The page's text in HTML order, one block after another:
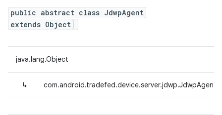
public abstract class JdwpAgent
extends Object
java.lang.Object
↳ com.android.tradefed.device.server.jdwp.JdwpAgent